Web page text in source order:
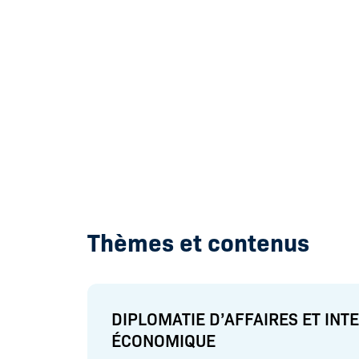
Thèmes et contenus
DIPLOMATIE D’AFFAIRES ET
ÉCONOMIQUE